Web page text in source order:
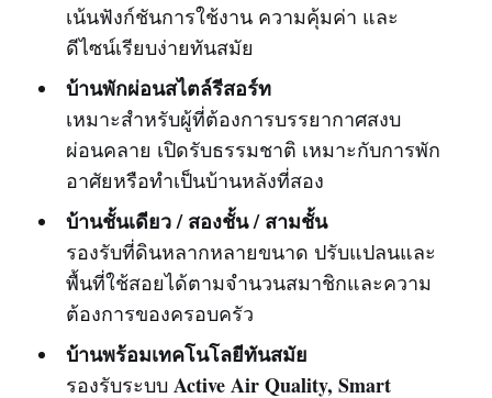
เน้นฟังก์ชันการใช้งาน ความคุ้มค่า และ
ดีไซน์เรียบง่ายทันสมัย
บ้านพักผ่อนสไตล์รีสอร์ท
เหมาะสำหรับผู้ที่ต้องการบรรยากาศสงบ
ผ่อนคลาย เปิดรับธรรมชาติ เหมาะกับการพัก
อาศัยหรือทำเป็นบ้านหลังที่สอง
บ้านชั้นเดียว / สองชั้น / สามชั้น
รองรับที่ดินหลากหลายขนาด ปรับแปลนและ
พื้นที่ใช้สอยได้ตามจำนวนสมาชิกและความ
ต้องการของครอบครัว
บ้านพร้อมเทคโนโลยีทันสมัย
รองรับระบบ Active Air Quality, Smart